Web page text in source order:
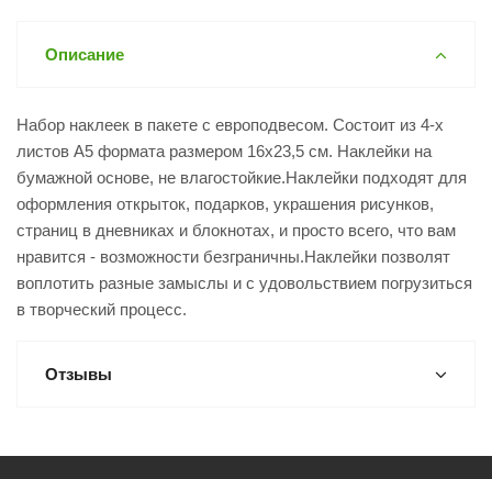
Описание
Набор наклеек в пакете с европодвесом. Состоит из 4-х
листов А5 формата размером 16х23,5 см. Наклейки на
бумажной основе, не влагостойкие.Наклейки подходят для
оформления открыток, подарков, украшения рисунков,
страниц в дневниках и блокнотах, и просто всего, что вам
нравится - возможности безграничны.Наклейки позволят
воплотить разные замыслы и с удовольствием погрузиться
в творческий процесс.
Отзывы